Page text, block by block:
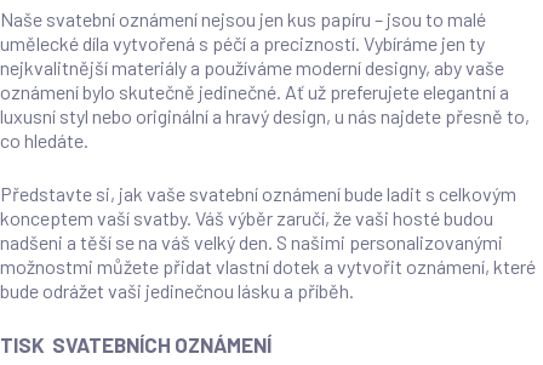
Naše svatební oznámení nejsou jen kus papíru – jsou to malé
umělecké díla vytvořená s péčí a precizností. Vybíráme jen ty
nejkvalitnější materiály a používáme moderní designy, aby vaše
oznámení bylo skutečně jedinečné. Ať už preferujete elegantní a
luxusní styl nebo originální a hravý design, u nás najdete přesně to,
co hledáte.
Představte si, jak vaše svatební oznámení bude ladit s celkovým
konceptem vaší svatby. Váš výběr zaručí, že vaši hosté budou
nadšeni a těší se na váš velký den. S našimi personalizovanými
možnostmi můžete přidat vlastní dotek a vytvořit oznámení, které
bude odrážet vaši jedinečnou lásku a příběh.
TISK SVATEBNÍCH OZNÁMENÍ